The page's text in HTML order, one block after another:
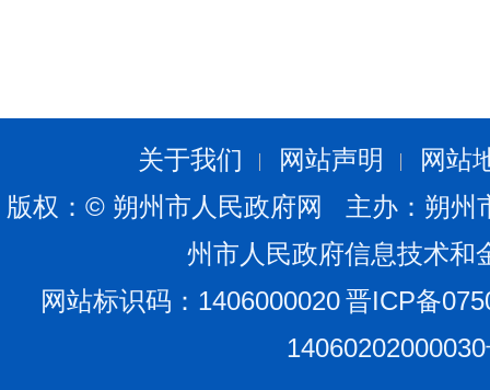
关于我们 网站声明
网站
版权：© 朔州市人民政府网 主办：朔
州市人民政府信息技术和
网站标识码：1406000020晋ICP备